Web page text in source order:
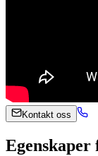
Kontakt oss
Egenskaper